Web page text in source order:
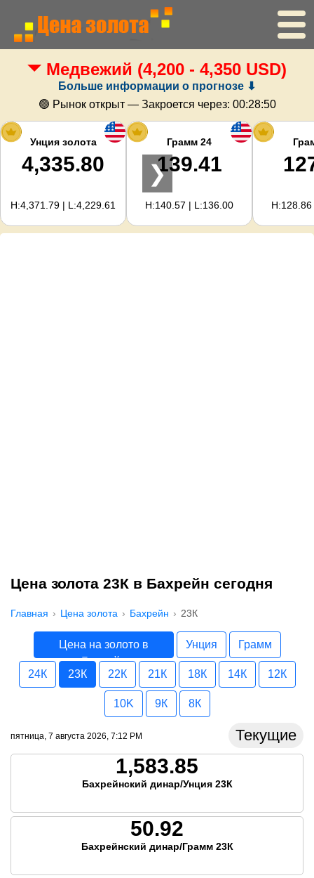
Главная
Цена золота
Цена серебра
Калькулятор золота
Для вебмастеров
Медвежий (4,200 - 4,350 USD)
Больше информации о прогнозе ⬇
🟢 Рынок открыт — Закроется через: 00:28:49
Унция золота
4,335.80
H:4,371.79 | L:4,229.61
Грамм 24
139.41
H:140.57 | L:136.00
❯
Цена золота 23К в Бахрейн сегодня
Главная Цена золота Бахрейн 23К
Цена на золото в
Бахрейн
Унция Грамм
24К 23К 22К 21К 18К 14К 12К
10K 9К 8К
пятница, 7 августа 2026, 7:12 PM Текущие
1,583.85
Бахрейнский динар/Унция 23К
50.92
Бахрейнский динар/Грамм 23К